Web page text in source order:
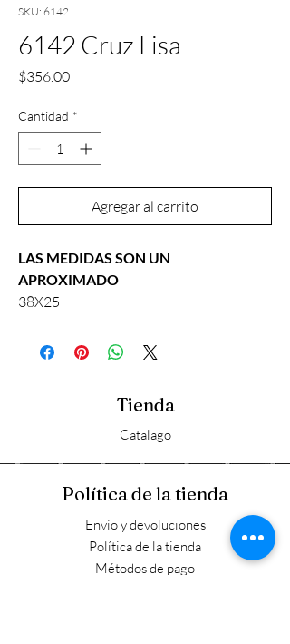
SKU: 6142
6142 Cruz Lisa
$356.00Precio
Cantidad *
Agregar al carrito
LAS MEDIDAS SON UN
APROXIMADO
38X25
Tienda
Catalago
Política de la tienda
Envío y devoluciones
Política de la tienda
Métodos de pago